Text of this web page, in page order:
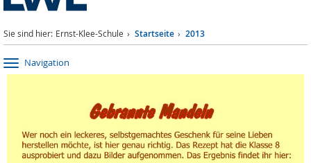
Sie sind hier: Ernst-Klee-Schule Startseite 2013
Navigation